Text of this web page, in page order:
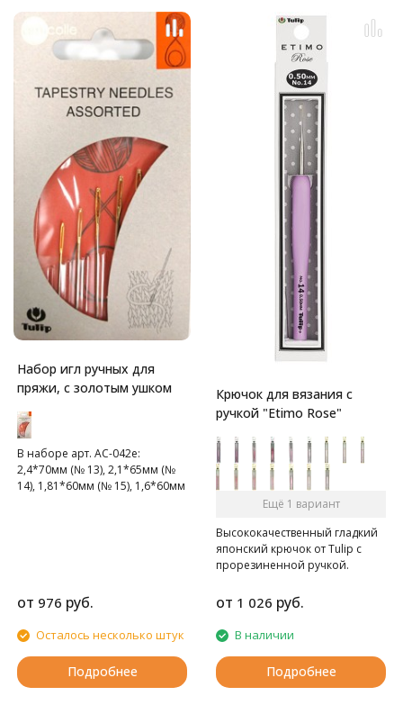
Набор игл ручных для
пряжи, с золотым ушком
В наборе арт. AC-042e:
2,4*70мм (№ 13), 2,1*65мм (№
14), 1,81*60мм (№ 15), 1,6*60мм
от 976 руб.
Осталось несколько штук
Подробнее
Крючок для вязания с
ручкой "Etimo Rose"
Ещё 1 вариант
Высококачественный гладкий
японский крючок от Tulip c
прорезиненной ручкой.
от 1 026 руб.
В наличии
Подробнее